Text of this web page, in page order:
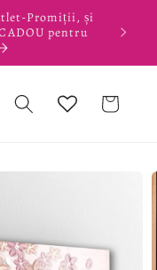
Promiții, și
pentru
Coș